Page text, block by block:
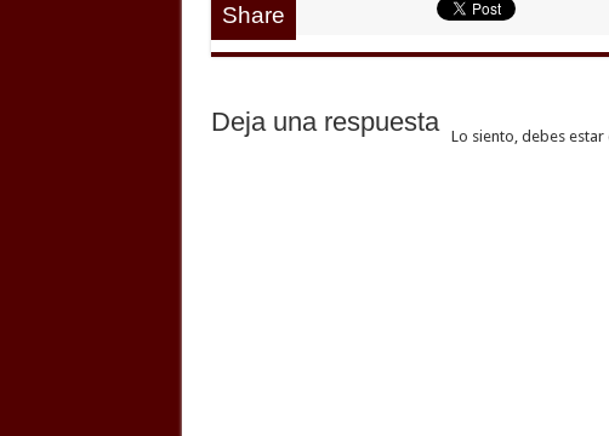
Share
Deja una respuesta Lo siento, debes estar